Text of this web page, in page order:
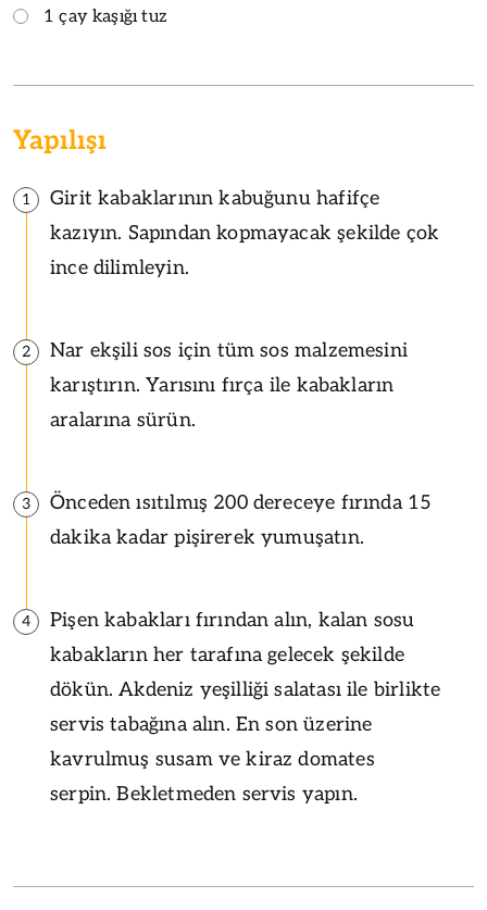
1 çay kaşığı tuz
Yapılışı
1
Girit kabaklarının kabuğunu hafifçe
kazıyın. Sapından kopmayacak şekilde çok
ince dilimleyin.
2
Nar ekşili sos için tüm sos malzemesini
karıştırın. Yarısını fırça ile kabakların
aralarına sürün.
3
Önceden ısıtılmış 200 dereceye fırında 15
dakika kadar pişirerek yumuşatın.
4
Pişen kabakları fırından alın, kalan sosu
kabakların her tarafına gelecek şekilde
dökün. Akdeniz yeşilliği salatası ile birlikte
servis tabağına alın. En son üzerine
kavrulmuş susam ve kiraz domates
serpin. Bekletmeden servis yapın.